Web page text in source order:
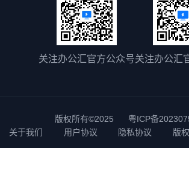
关注办公汇官方公众号关注办公汇
版权所有©2025
粤ICP备
关于我们
用户协议 隐私协议 版